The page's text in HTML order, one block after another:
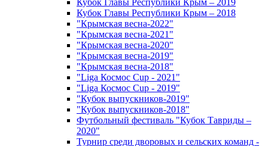
Кубок Главы Республики Крым – 2019
Кубок Главы Республики Крым – 2018
"Крымская весна-2022"
"Крымская весна-2021"
"Крымская весна-2020"
"Крымская весна-2019"
"Крымская весна-2018"
"Liga Космос Cup - 2021"
"Liga Космос Cup - 2019"
"Кубок выпускников-2019"
"Кубок выпускников-2018"
Футбольный фестиваль "Кубок Тавриды –
2020"
Турнир среди дворовых и сельских команд -